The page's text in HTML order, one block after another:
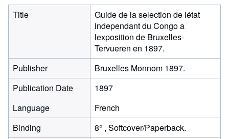
Title
Guide de la selection de létat
independant du Congo a
lexposition de Bruxelles-
Tervueren en 1897.
Publisher
Bruxelles Monnom 1897.
Publication Date
1897
Language
French
Binding
8° , Softcover/Paperback.